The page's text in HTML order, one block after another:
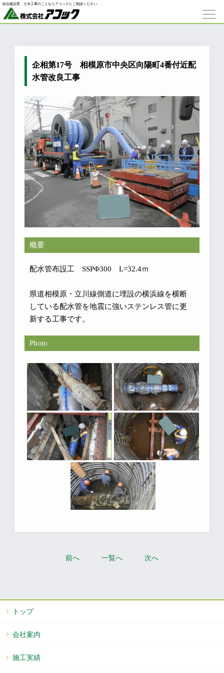
総合建設業 ⼟⽊⼯事のことならアコックにご相談ください。
企相第17号 相模原市中央区向陽町4番付近配
水管改良工事
概要
配水管布設工 SSPΦ300 L=32.4ｍ
県道相模原・立川線側道に埋設の横浜線を横断
している配水管を地震に強いステンレス管に更
新する工事です。
Photo
前へ 一覧へ 次へ
トップ
会社案内
施工実績